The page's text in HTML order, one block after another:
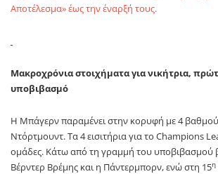
Αποτέλεσμα» έως την έναρξή τους.
Μακροχρόνια στοιχήματα για νικήτρια,
υποβιβασμό
Η Μπάγερν παραμένει στην κορυφή με 4
Ντόρτμουντ. Τα 4 εισιτήρια για το Champions
ομάδες. Κάτω από τη γραμμή του υποβιβασμού
Βέρντερ Βρέμης και η Πάντερμπορν, ενώ στη 15η